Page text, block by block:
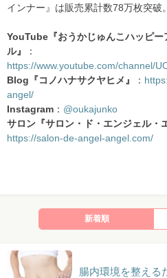
インナー』は販売累計数78万枚突破。
YouTube『おうかじゅんこハッピー
ル』
：
https://www.youtube.com/channel/
Blog『コノハナサクヤヒメ』
：
angel/
Instagram ： @oukajunko
サロン『サロン・ド・エンジェル・
https://salon-de-angel-angel.com/
新着順
腸内環境を整える